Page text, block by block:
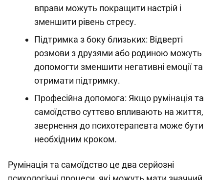
вправи можуть покращити настрій і
зменшити рівень стресу.
Підтримка з боку близьких: Відверті
розмови з друзями або родиною можуть
допомогти зменшити негативні емоції та
отримати підтримку.
Професійна допомога: Якщо румінація та
самоїдство суттєво впливають на життя,
звернення до психотерапевта може бути
необхідним кроком.
Румінація та самоїдство це два серйозні